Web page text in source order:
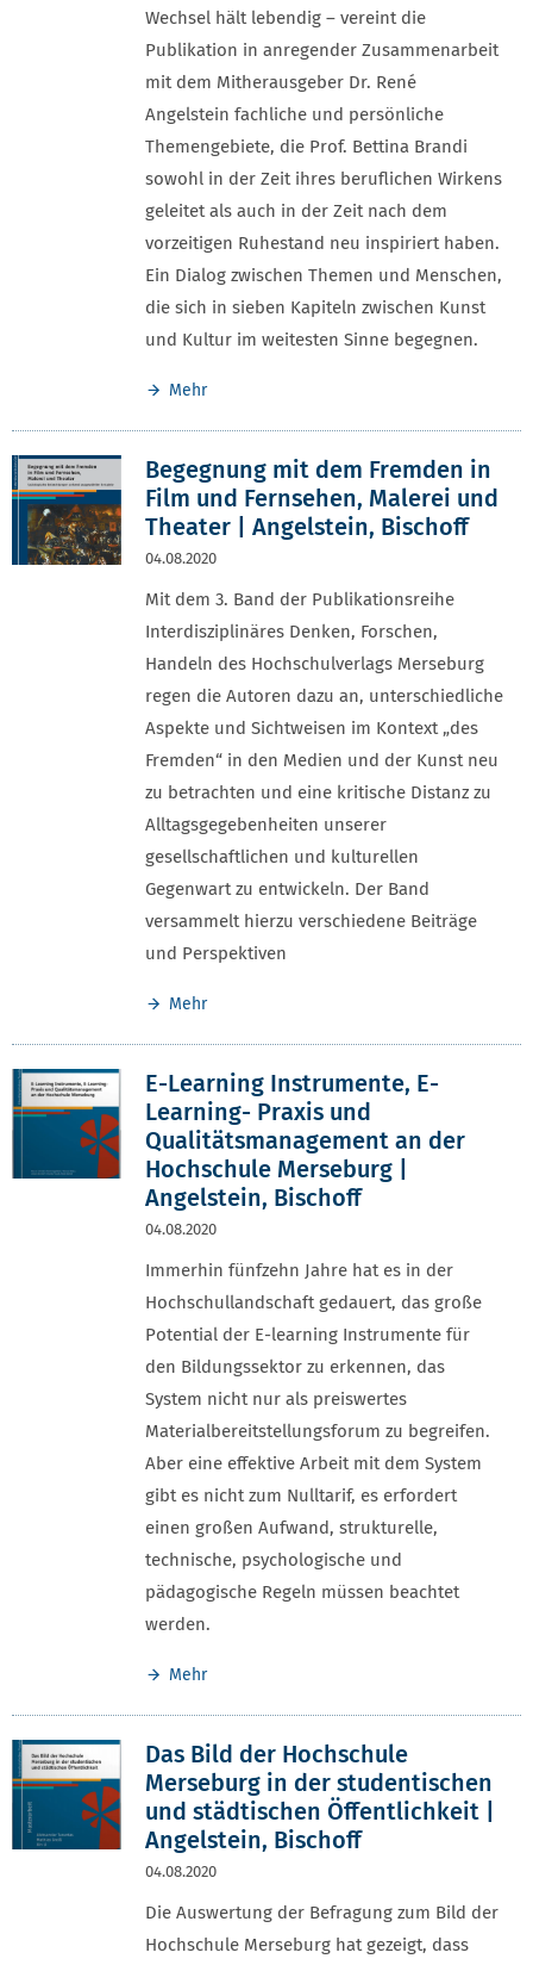
Wechsel hält lebendig – vereint die
Publikation in anregender Zusammenarbeit
mit dem Mitherausgeber Dr. René
Angelstein fachliche und persönliche
Themengebiete, die Prof. Bettina Brandi
sowohl in der Zeit ihres beruflichen Wirkens
geleitet als auch in der Zeit nach dem
vorzeitigen Ruhestand neu inspiriert haben.
Ein Dialog zwischen Themen und Menschen,
die sich in sieben Kapiteln zwischen Kunst
und Kultur im weitesten Sinne begegnen.
Mehr
Begegnung mit dem Fremden in
Film und Fernsehen, Malerei und
Theater | Angelstein, Bischoff
04.08.2020
Mit dem 3. Band der Publikationsreihe
Interdisziplinäres Denken, Forschen,
Handeln des Hochschulverlags Merseburg
regen die Autoren dazu an, unterschiedliche
Aspekte und Sichtweisen im Kontext „des
Fremden“ in den Medien und der Kunst neu
zu betrachten und eine kritische Distanz zu
Alltagsgegebenheiten unserer
gesellschaftlichen und kulturellen
Gegenwart zu entwickeln. Der Band
versammelt hierzu verschiedene Beiträge
und Perspektiven
Mehr
E-Learning Instrumente, E-
Learning- Praxis und
Qualitätsmanagement an der
Hochschule Merseburg |
Angelstein, Bischoff
04.08.2020
Immerhin fünfzehn Jahre hat es in der
Hochschullandschaft gedauert, das große
Potential der E-learning Instrumente für
den Bildungssektor zu erkennen, das
System nicht nur als preiswertes
Materialbereitstellungsforum zu begreifen.
Aber eine effektive Arbeit mit dem System
gibt es nicht zum Nulltarif, es erfordert
einen großen Aufwand, strukturelle,
technische, psychologische und
pädagogische Regeln müssen beachtet
werden.
Mehr
Das Bild der Hochschule
Merseburg in der studentischen
und städtischen Öffentlichkeit |
Angelstein, Bischoff
04.08.2020
Die Auswertung der Befragung zum Bild der
Hochschule Merseburg hat gezeigt, dass